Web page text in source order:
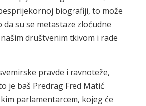
biografiji, to može
da su se metastaze zloćudne
društvenim tkivom i rade
pravde i ravnoteže,
je baš Predrag Fred Matić
parlamentarcem, kojeg će